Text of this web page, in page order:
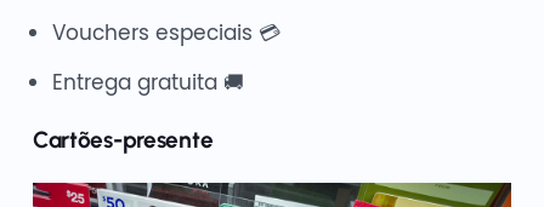
Vouchers especiais 💳
Entrega gratuita 🚚
Cartões-presente